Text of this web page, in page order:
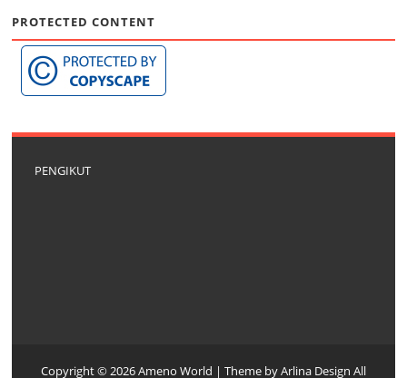
PROTECTED CONTENT
PENGIKUT
Copyright ©2026Ameno World | Theme byArlina Design All